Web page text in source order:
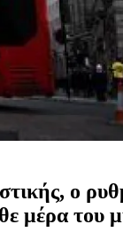
ο
μέρα του